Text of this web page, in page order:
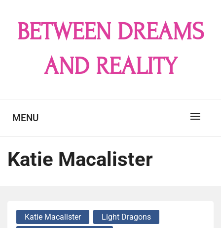
contentBETWEEN DREAMS
AND REALITY
MENU
Katie Macalister
Katie Macalister
Light Dragons